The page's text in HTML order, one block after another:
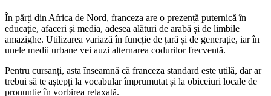
În părți din Africa de Nord, franceza are o prezență puternică în
educație, afaceri și media, adesea alături de arabă și de limbile
amazighe. Utilizarea variază în funcție de țară și de generație, iar în
unele medii urbane vei auzi alternarea codurilor frecventă.
Pentru cursanți, asta înseamnă că franceza standard este utilă, dar ar
trebui să te aștepți la vocabular împrumutat și la obiceiuri locale de
pronunție în vorbirea relaxată.